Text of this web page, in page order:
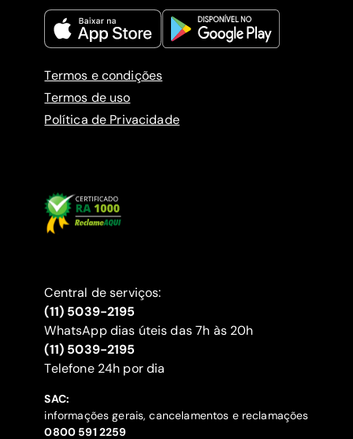
Termos e condições
Termos de uso
Política de Privacidade
Central de serviços:
(11) 5039-2195
WhatsApp dias úteis das 7h às 20h
(11) 5039-2195
‍Telefone 24h por dia
SAC:
informações gerais, cancelamentos e reclamações
‍0800 591 2259